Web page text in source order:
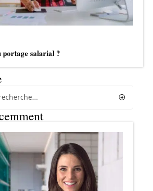
salarial ?